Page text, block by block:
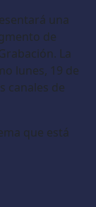
una
de
La
lunes, 19 de
canales de
que está